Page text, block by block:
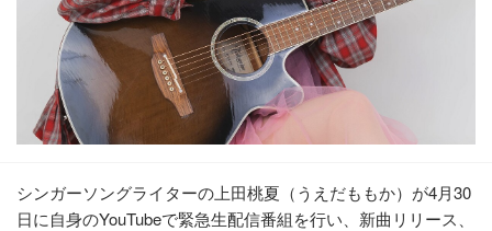
シンガーソングライターの上田桃夏（うえだももか）が4月30
日に自身のYouTubeで緊急生配信番組を行い、新曲リリース、